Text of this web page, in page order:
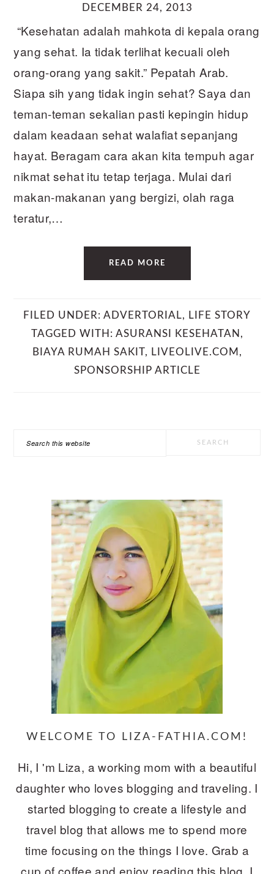
DECEMBER 24, 2013
“Kesehatan adalah mahkota di kepala orang
yang sehat. Ia tidak terlihat kecuali oleh
orang-orang yang sakit.” Pepatah Arab.
Siapa sih yang tidak ingin sehat? Saya dan
teman-teman sekalian pasti kepingin hidup
dalam keadaan sehat walafiat sepanjang
hayat. Beragam cara akan kita tempuh agar
nikmat sehat itu tetap terjaga. Mulai dari
makan-makanan yang bergizi, olah raga
teratur,…
READ MORE
FILED UNDER: ADVERTORIAL, LIFE STORY
TAGGED WITH: ASURANSI KESEHATAN ,
BIAYA RUMAH SAKIT, LIVEOLIVE.COM ,
SPONSORSHIP ARTICLE
Search
WELCOME TO LIZA-FATHIA.COM!
Hi, I 'm Liza, a working mom with a beautiful
daughter who loves blogging and traveling. I
started blogging to create a lifestyle and
travel blog that allows me to spend more
time focusing on the things I love. Grab a